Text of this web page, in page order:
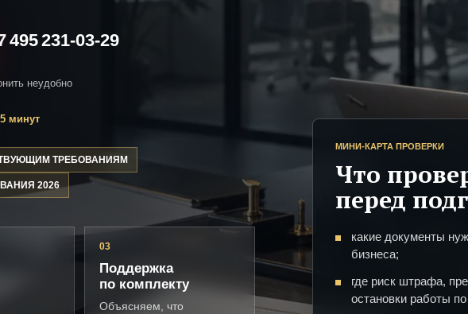
495 231-03-29
неудобно
минут
ТРЕБОВАНИЯМ
2026
03
Поддержка
по комплекту
Объясняем, что
МИНИ-КАРТА ПРОВЕРКИ
Что
перед
какие документы
бизнеса;
где риск штрафа,
остановки работы